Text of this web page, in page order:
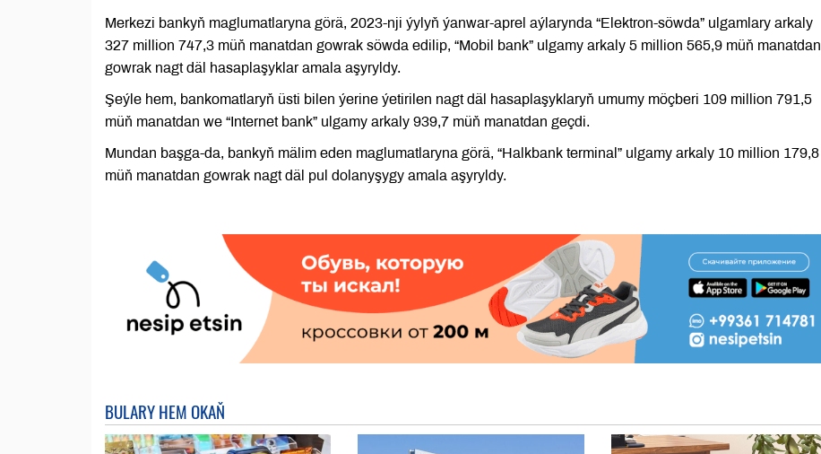
Merkezi bankyň maglumatlaryna görä, 2023-nji ýylyň ýanwar-aprel aýlarynda “Elektron-söwda” ulgamlary arkaly
327 million 747,3 müň manatdan gowrak söwda edilip, “Mobil bank” ulgamy arkaly 5 million 565,9 müň manatdan
gowrak nagt däl hasaplaşyklar amala aşyryldy.
Şeýle hem, bankomatlaryň üsti bilen ýerine ýetirilen nagt däl hasaplaşyklaryň umumy möçberi 109 million 791,5
müň manatdan we “Internet bank” ulgamy arkaly 939,7 müň manatdan geçdi.
Mundan başga-da, bankyň mälim eden maglumatlaryna görä, “Halkbank terminal” ulgamy arkaly 10 million 179,8
müň manatdan gowrak nagt däl pul dolanyşygy amala aşyryldy.
BULARY HEM OKAŇ